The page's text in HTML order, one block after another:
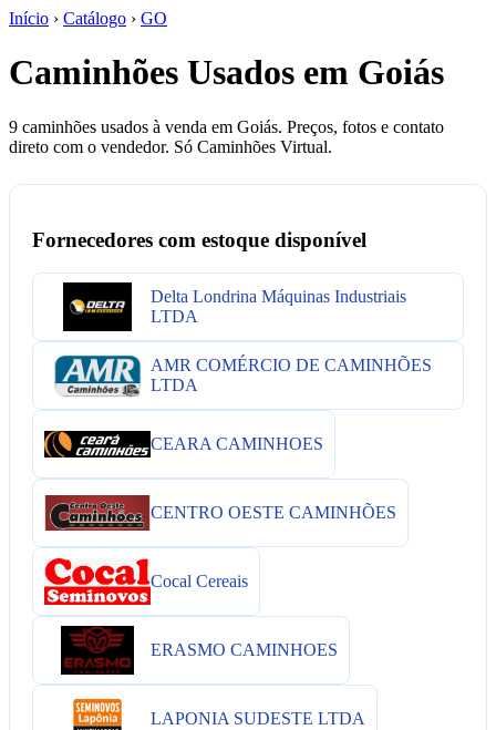
Início › Catálogo › GO
Caminhões Usados em Goiás
9 caminhões usados à venda em Goiás. Preços, fotos e contato
direto com o vendedor. Só Caminhões Virtual.
Fornecedores com estoque disponível
Delta Londrina Máquinas Industriais
LTDA
AMR COMÉRCIO DE CAMINHÕES
LTDA
CEARA CAMINHOES
CENTRO OESTE CAMINHÕES
Cocal Cereais
ERASMO CAMINHOES
LAPONIA SUDESTE LTDA